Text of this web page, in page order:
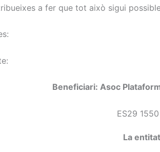
a fer que tot això sigui
Beneficiari: Asoc
ES29
La